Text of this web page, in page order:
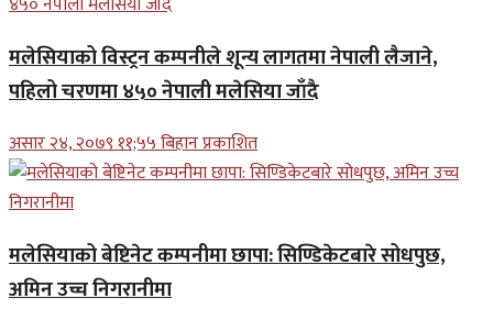
मलेसियाको विस्ट्रन कम्पनीले शून्य लागतमा नेपाली लैजाने,
पहिलो चरणमा ४५० नेपाली मलेसिया जाँदै
असार २४, २०७९ ११;५५ बिहान प्रकाशित
मलेसियाको बेष्टिनेट कम्पनीमा छापा: सिण्डिकेटबारे सोधपुछ,
अमिन उच्च निगरानीमा